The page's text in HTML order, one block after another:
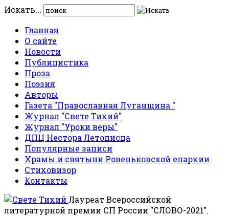
Искать...
Главная
О сайте
Новости
Публицистика
Проза
Поэзия
Авторы
Газета "Православная Луганщина "
Журнал "Свете Тихий"
Журнал "Уроки веры"
ДПЦ Нестора Летописца
Популярные записи
Храмы и святыни Ровеньковской епархии
Стиховизор
Контакты
Лауреат Всероссийской
литературной премии СП России "СЛОВО-2021".